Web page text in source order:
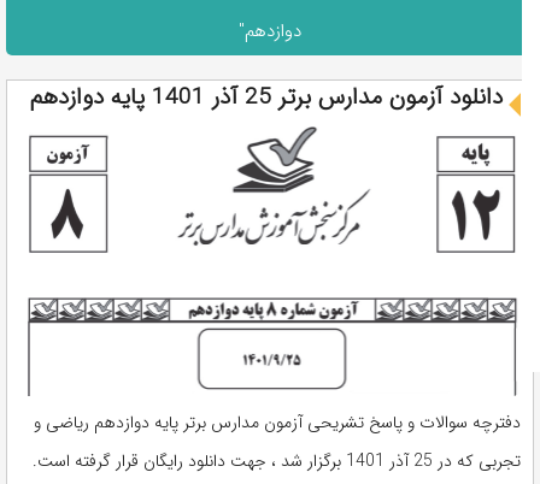
دوازدهم"
دانلود آزمون مدارس برتر 25 آذر 1401 پایه دوازدهم
دفترچه سوالات و پاسخ تشریحی آزمون مدارس برتر پایه دوازدهم ریاضی و
تجربی که در 25 آذر 1401 برگزار شد ، جهت دانلود رایگان قرار گرفته است.